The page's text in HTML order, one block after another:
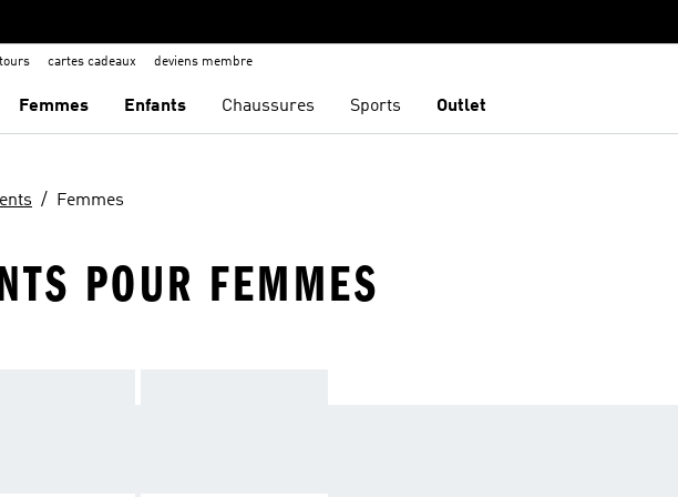
cartes cadeaux deviens membre
Femmes Enfants Chaussures Sports Outlet
Femmes
POUR FEMMES